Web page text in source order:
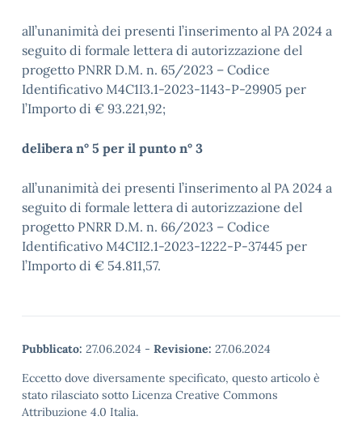
all’unanimità dei presenti l’inserimento al PA 2024 a
seguito di formale lettera di autorizzazione del
progetto PNRR D.M. n. 65/2023 – Codice
Identificativo M4C1I3.1-2023-1143-P-29905 per
l’Importo di € 93.221,92;
delibera n° 5 per il punto n° 3
all’unanimità dei presenti l’inserimento al PA 2024 a
seguito di formale lettera di autorizzazione del
progetto PNRR D.M. n. 66/2023 – Codice
Identificativo M4C1I2.1-2023-1222-P-37445 per
l’Importo di € 54.811,57.
Pubblicato: 27.06.2024 - Revisione: 27.06.2024
Eccetto dove diversamente specificato, questo articolo è
stato rilasciato sotto Licenza Creative Commons
Attribuzione 4.0 Italia.